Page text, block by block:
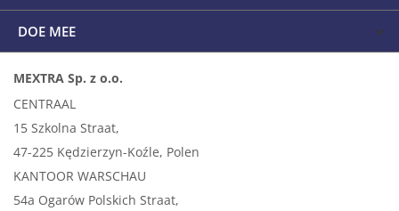
DOE MEE
MEXTRA Sp. z o.o.
CENTRAAL
15 Szkolna Straat,
47-225 Kędzierzyn-Koźle, Polen
KANTOOR WARSCHAU
54a Ogarów Polskich Straat,